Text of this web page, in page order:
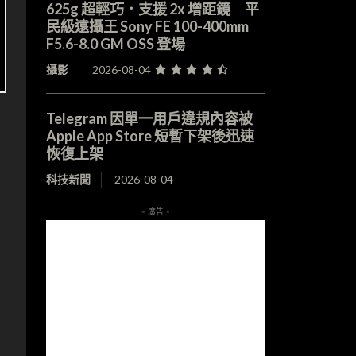
625g 超輕巧．支援 2x 增距鏡 平
民級遠攝王 Sony FE 100-400mm
F5.6-8.0 GM OSS 登場
攝影 2026-08-04
Telegram 因單一用戶違規內容被
Apple App Store 短暫下架後迅速
恢復上架
科技新聞 2026-08-04
- 廣告 -